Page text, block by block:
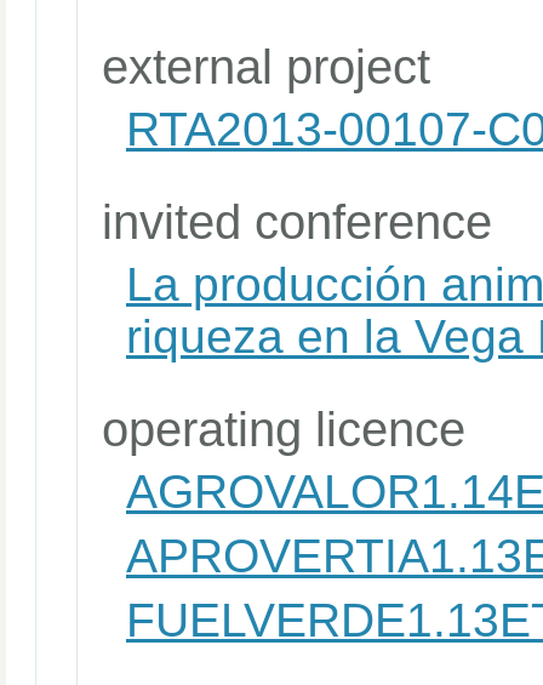
external project
RTA2013-00107-
invited conference
La producción
riqueza en la Vega
operating licence